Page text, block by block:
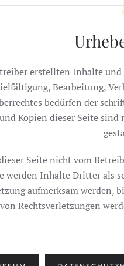
erstellten Inhalte
Bearbeitung,
bedürfen der
Kopien dieser Seite
Seite nicht vom
werden Inhalte Dritter als
aufmerksam werden,
Rechtsverletzungen